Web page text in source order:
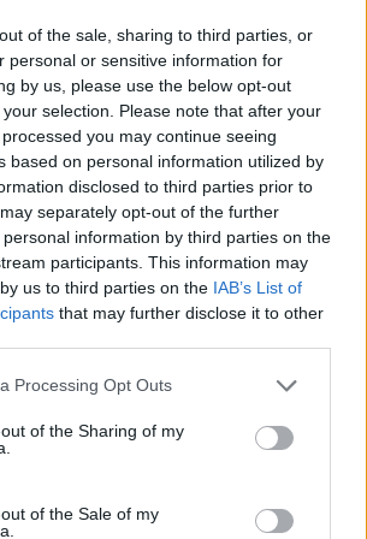
of the sale, sharing to third parties, or
personal or sensitive information for
by us, please use the below opt-out
selection. Please note that after your
you may continue seeing
based on personal information utilized by
disclosed to third parties prior to
separately opt-out of the further
information by third parties on the
participants. This information may
us to third parties on the IAB’s List of
that may further disclose it to other
Processing Opt Outs
of the Sharing of my
of the Sale of my
на жителите од скопските села
само во Ново маало туку и во
на градот, поточно во Топаана
што живееле земјоделци и
од околината на Скопје во
век”.
на Ново маало бил и Стефан
на улицата “Битолска” се
куќа. Во неговиот берберски
заедно со двата сина Методие и
во 1928 година и продолжил
му во берберски салон кој се
на црквата Света
Петровски била на кат.
[6] , во приземниот дел